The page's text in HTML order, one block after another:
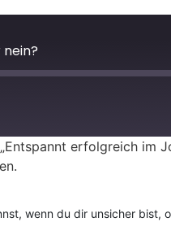
erfolgreich im
wenn du dir unsicher